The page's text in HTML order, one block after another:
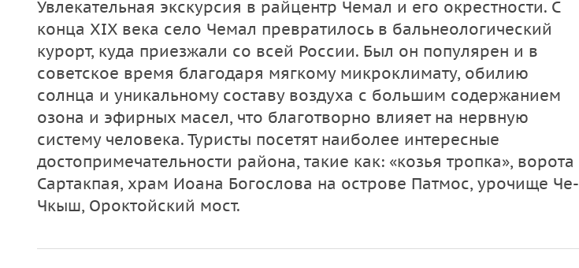
Увлекательная экскурсия в райцентр Чемал и его окрестности. С
конца XIX века село Чемал превратилось в бальнеологический
курорт, куда приезжали со всей России. Был он популярен и в
советское время благодаря мягкому микроклимату, обилию
солнца и уникальному составу воздуха с большим содержанием
озона и эфирных масел, что благотворно влияет на нервную
систему человека. Туристы посетят наиболее интересные
достопримечательности района, такие как: «козья тропка», ворота
Сартакпая, храм Иоана Богослова на острове Патмос, урочище Че-
Чкыш, Ороктойский мост.